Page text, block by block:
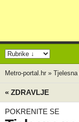
Metro-portal.hr »
« ZDRAVLJE
POKRENITE SE